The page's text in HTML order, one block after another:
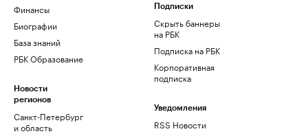
Финансы
Биографии
База знаний
РБК Образование
Новости
регионов
Санкт-Петербург
и область
Подписки
Скрыть баннеры
на РБК
Подписка на РБК
Корпоративная
подписка
Уведомления
RSS Новости